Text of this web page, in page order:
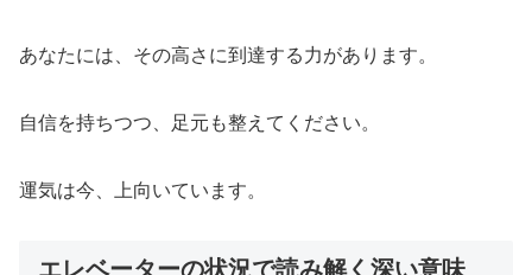
あなたには、その高さに到達する力があります。
自信を持ちつつ、足元も整えてください。
運気は今、上向いています。
エレベーターの状況で読み解く深い意味